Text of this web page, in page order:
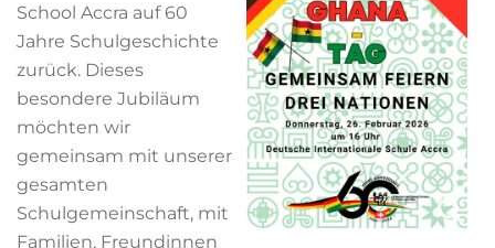
School Accra auf 60
Jahre Schulgeschichte
zurück. Dieses
besondere Jubiläum
möchten wir
gemeinsam mit unserer
gesamten
Schulgemeinschaft, mit
Familien, Freundinnen